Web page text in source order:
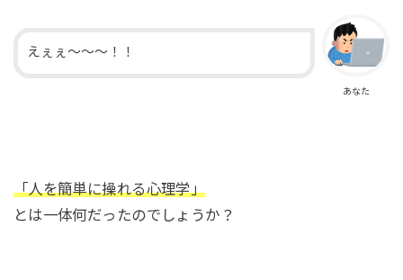
あなた
えぇぇ〜〜〜！！
「人を簡単に操れる心理学」
とは一体何だったのでしょうか？